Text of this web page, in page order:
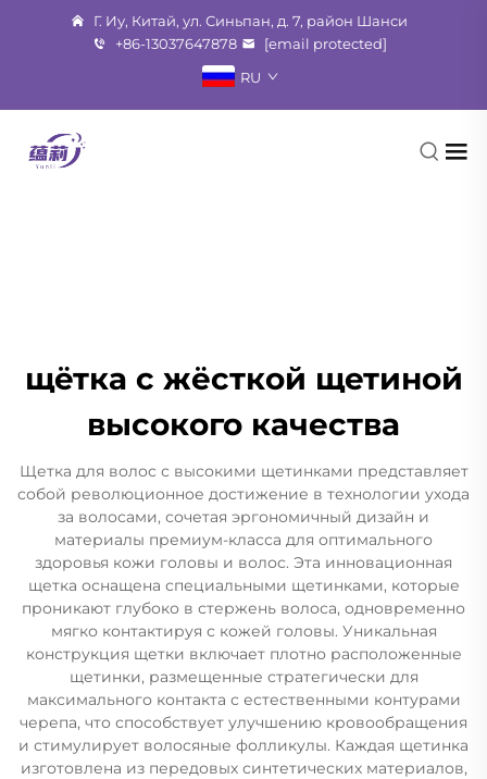
Г. Иу, Китай, ул. Синьпан, д. 7, район Шанси
+86-13037647878
[email protected]
RU
щётка с жёсткой щетиной
высокого качества
Щетка для волос с высокими щетинками представляет
собой революционное достижение в технологии ухода
за волосами, сочетая эргономичный дизайн и
материалы премиум-класса для оптимального
здоровья кожи головы и волос. Эта инновационная
щетка оснащена специальными щетинками, которые
проникают глубоко в стержень волоса, одновременно
мягко контактируя с кожей головы. Уникальная
конструкция щетки включает плотно расположенные
щетинки, размещенные стратегически для
максимального контакта с естественными контурами
черепа, что способствует улучшению кровообращения
и стимулирует волосяные фолликулы. Каждая щетинка
изготовлена из передовых синтетических материалов,